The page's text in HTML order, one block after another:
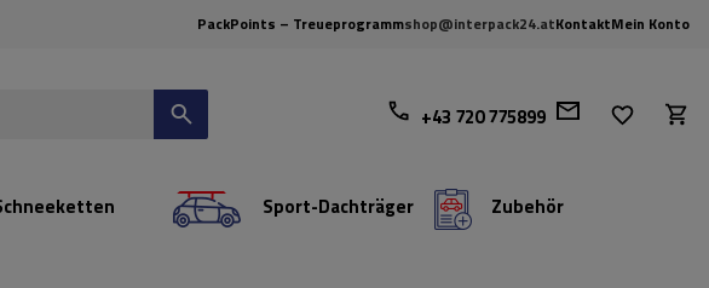
PackPoints – Treueprogrammshop@interpack24.atKontaktMein Konto
+43 720 775899
Sport-Dachträger Zubehör